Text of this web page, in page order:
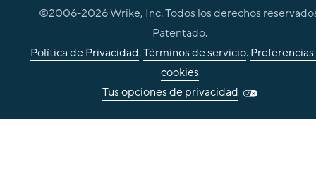
©2006-2026Wrike, Inc. Todos los derechos
Patentado.
Política de Privacidad.Términos de servicio.
cookies
Tus opciones de privacidad